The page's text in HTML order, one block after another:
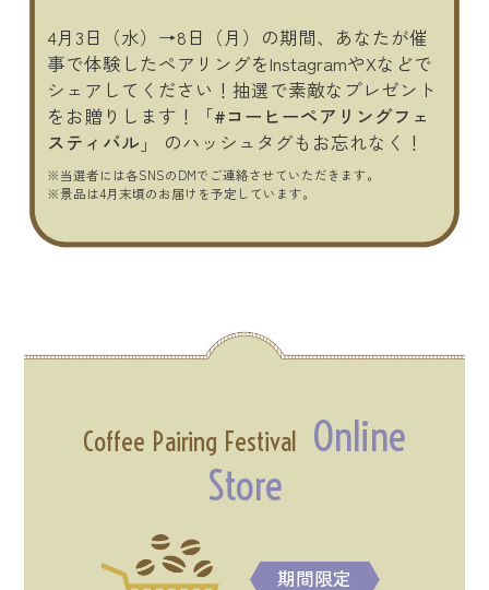
4月3日（水）→8日（月）の期間、あなたが催
事で体験したペアリングをInstagramやXなどで
シェアしてください！抽選で素敵なプレゼント
をお贈りします！「#コーヒーペアリングフェ
スティバル 」 のハッシュタグもお忘れなく！
※当選者には各SNSのDMでご連絡させていただきます。
※景品は4月末頃のお届けを予定しています。
Coffee Pairing Festival Online
Store
期間限定